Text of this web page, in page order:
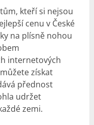
kteří si nejsou
cenu v České
na plísně nohou
internetových
získat
přednost
udržet
zemi.